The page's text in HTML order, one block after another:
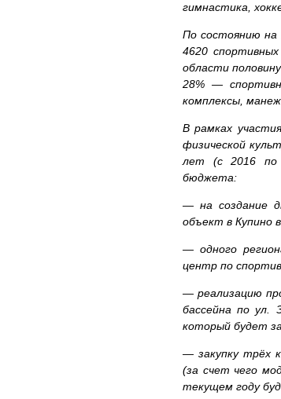
гимнастика,
По состоянию на
4620
области
28% —
комплексы,
В рамках
физической
лет (с 2016 по
бюджета:
— на создание
объект в Купино
— одного
центр по
— реализацию
бассейна по ул.
который будет
— закупку трёх
(за счет чего
текущем году